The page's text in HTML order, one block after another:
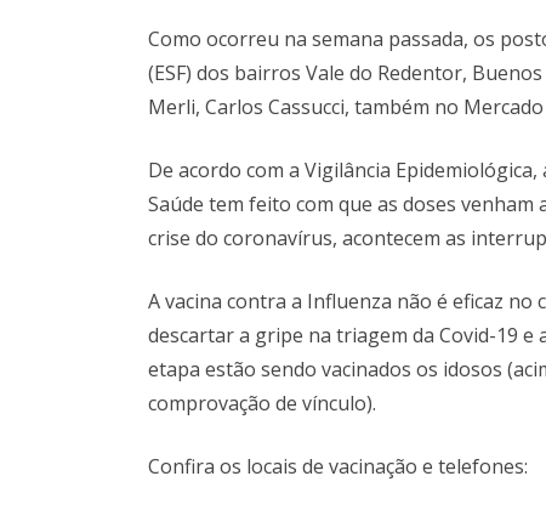
Como ocorreu na semana passada, os
(ESF) dos bairros Vale do Redentor,
Merli, Carlos Cassucci, também no
De acordo com a Vigilância
Saúde tem feito com que as doses
crise do coronavírus, acontecem as
A vacina contra a Influenza não é eficaz
descartar a gripe na triagem da Covid-19 e
etapa estão sendo vacinados os idosos
comprovação de vínculo).
Confira os locais de vacinação e telefones: